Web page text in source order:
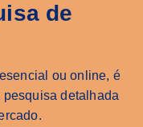
de
ou online, é
detalhada